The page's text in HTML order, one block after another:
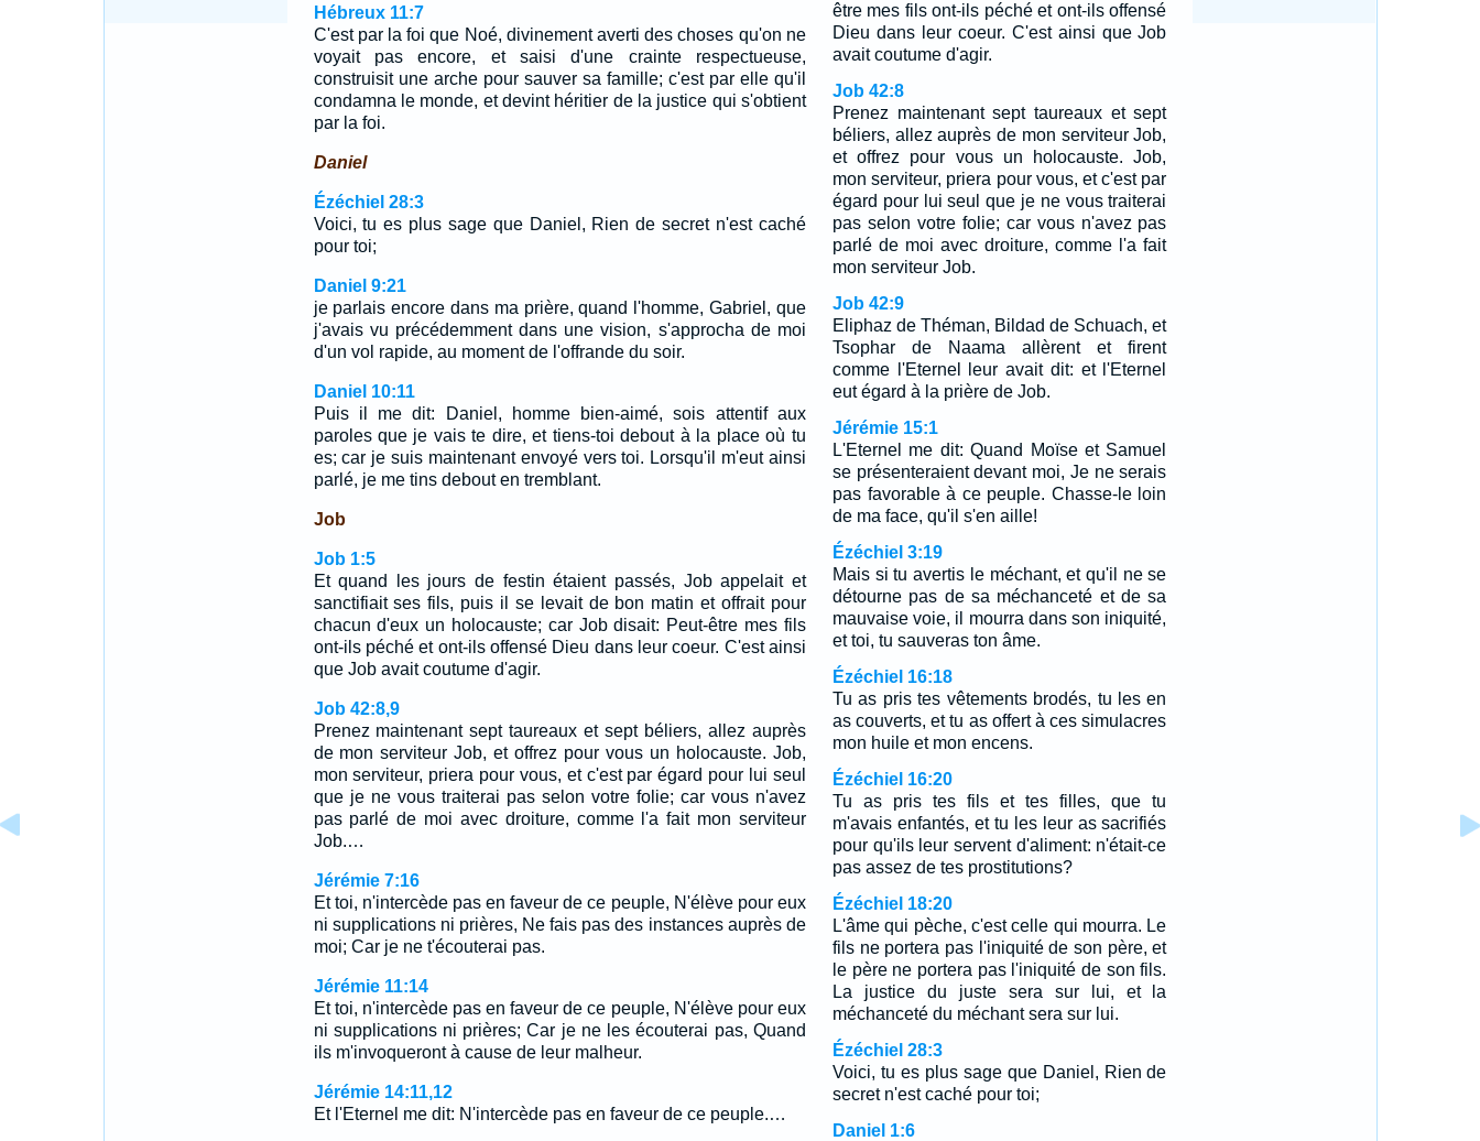
Hébreux 11:7
C'est par la foi que Noé, divinement averti des choses qu'on ne
voyait pas encore, et saisi d'une crainte respectueuse,
construisit une arche pour sauver sa famille; c'est par elle qu'il
condamna le monde, et devint héritier de la justice qui s'obtient
par la foi.
Daniel
Ézéchiel 28:3
Voici, tu es plus sage que Daniel, Rien de secret n'est caché
pour toi;
Daniel 9:21
je parlais encore dans ma prière, quand l'homme, Gabriel, que
j'avais vu précédemment dans une vision, s'approcha de moi
d'un vol rapide, au moment de l'offrande du soir.
Daniel 10:11
Puis il me dit: Daniel, homme bien-aimé, sois attentif aux
paroles que je vais te dire, et tiens-toi debout à la place où tu
es; car je suis maintenant envoyé vers toi. Lorsqu'il m'eut ainsi
parlé, je me tins debout en tremblant.
Job
Job 1:5
Et quand les jours de festin étaient passés, Job appelait et
sanctifiait ses fils, puis il se levait de bon matin et offrait pour
chacun d'eux un holocauste; car Job disait: Peut-être mes fils
ont-ils péché et ont-ils offensé Dieu dans leur coeur. C'est ainsi
que Job avait coutume d'agir.
Job 42:8,9
Prenez maintenant sept taureaux et sept béliers, allez auprès
de mon serviteur Job, et offrez pour vous un holocauste. Job,
mon serviteur, priera pour vous, et c'est par égard pour lui seul
que je ne vous traiterai pas selon votre folie; car vous n'avez
pas parlé de moi avec droiture, comme l'a fait mon serviteur
Job.…
Jérémie 7:16
Et toi, n'intercède pas en faveur de ce peuple, N'élève pour eux
ni supplications ni prières, Ne fais pas des instances auprès de
moi; Car je ne t'écouterai pas.
Jérémie 11:14
Et toi, n'intercède pas en faveur de ce peuple, N'élève pour eux
ni supplications ni prières; Car je ne les écouterai pas, Quand
ils m'invoqueront à cause de leur malheur.
Jérémie 14:11,12
Et l'Eternel me dit: N'intercède pas en faveur de ce peuple.…
être mes fils ont-ils péché et ont-ils offensé
Dieu dans leur coeur. C'est ainsi que Job
avait coutume d'agir.
Job 42:8
Prenez maintenant sept taureaux et sept
béliers, allez auprès de mon serviteur Job,
et offrez pour vous un holocauste. Job,
mon serviteur, priera pour vous, et c'est par
égard pour lui seul que je ne vous traiterai
pas selon votre folie; car vous n'avez pas
parlé de moi avec droiture, comme l'a fait
mon serviteur Job.
Job 42:9
Eliphaz de Théman, Bildad de Schuach, et
Tsophar de Naama allèrent et firent
comme l'Eternel leur avait dit: et l'Eternel
eut égard à la prière de Job.
Jérémie 15:1
L'Eternel me dit: Quand Moïse et Samuel
se présenteraient devant moi, Je ne serais
pas favorable à ce peuple. Chasse-le loin
de ma face, qu'il s'en aille!
Ézéchiel 3:19
Mais si tu avertis le méchant, et qu'il ne se
détourne pas de sa méchanceté et de sa
mauvaise voie, il mourra dans son iniquité,
et toi, tu sauveras ton âme.
Ézéchiel 16:18
Tu as pris tes vêtements brodés, tu les en
as couverts, et tu as offert à ces simulacres
mon huile et mon encens.
Ézéchiel 16:20
Tu as pris tes fils et tes filles, que tu
m'avais enfantés, et tu les leur as sacrifiés
pour qu'ils leur servent d'aliment: n'était-ce
pas assez de tes prostitutions?
Ézéchiel 18:20
L'âme qui pèche, c'est celle qui mourra. Le
fils ne portera pas l'iniquité de son père, et
le père ne portera pas l'iniquité de son fils.
La justice du juste sera sur lui, et la
méchanceté du méchant sera sur lui.
Ézéchiel 28:3
Voici, tu es plus sage que Daniel, Rien de
secret n'est caché pour toi;
Daniel 1:6